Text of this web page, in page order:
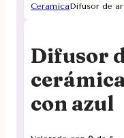
CeramicaDifusor de
Difusor
con azul